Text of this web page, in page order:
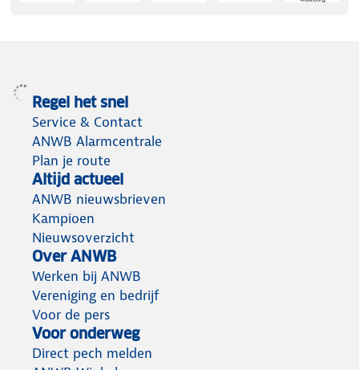
Regel het snel
Service & Contact
ANWB Alarmcentrale
Plan je route
Altijd actueel
ANWB nieuwsbrieven
Kampioen
Nieuwsoverzicht
Over ANWB
Werken bij ANWB
Vereniging en bedrijf
Voor de pers
Voor onderweg
Direct pech melden